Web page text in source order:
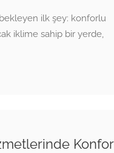
bekleyen ilk şey: konforlu
iklime sahip bir yerde,
Konfor